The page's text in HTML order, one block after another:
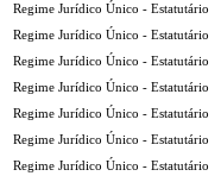
Regime Jurídico Único - Estatutário
Regime Jurídico Único - Estatutário
Regime Jurídico Único - Estatutário
Regime Jurídico Único - Estatutário
Regime Jurídico Único - Estatutário
Regime Jurídico Único - Estatutário
Regime Jurídico Único - Estatutário